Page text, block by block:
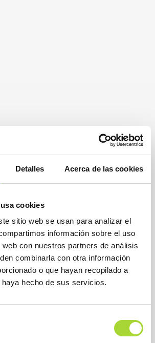
Detalles Acerca de las cookies
cookies
sitio web se usan para analizar el
información sobre el uso
con nuestros partners de análisis
combinarla con otra información
o que hayan recopilado a
hecho de sus servicios.
de Medicamentos Biosimilares
1
31 32